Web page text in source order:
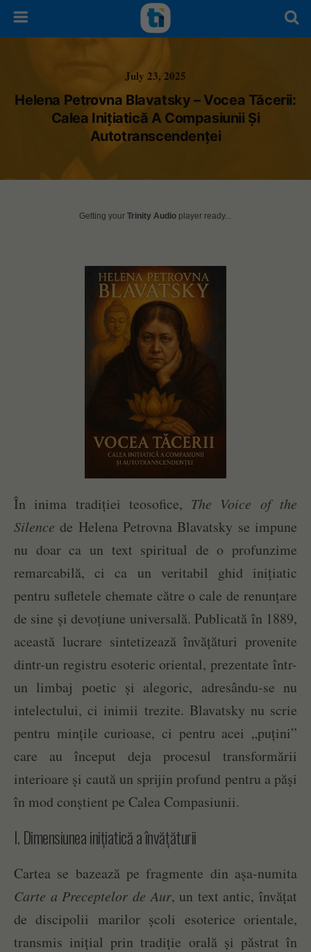
July 23, 2025
Helena Petrovna Blavatsky – Vocea Tăcerii:
Calea Inițiatică A Compasiunii Și
Autotranscendenței
Getting your Trinity Audio player ready...
În inima tradiției teosofice, The Voice of the
Silence de Helena Petrovna Blavatsky se impune
nu doar ca un text spiritual de o profunzime
remarcabilă, ci ca un veritabil ghid inițiatic
pentru sufletele chemate către o cale de renunțare
de sine și devoțiune universală. Publicată în 1889,
această lucrare sintetizează învățături provenite
dintr-un registru esoteric oriental, prezentate într-
un limbaj poetic și alegoric, adresându-se nu
intelectului, ci inimii trezite. Blavatsky nu scrie
pentru mințile curioase, ci pentru acei „puțini”
care au început deja procesul transformării
interioare și caută un sprijin profund pentru a păși
în mod conștient pe Calea Compasiunii.
I. Dimensiunea inițiatică a învățăturii
Cartea se bazează pe fragmente din așa-numita
Carte a Preceptelor de Aur, un text antic, învățat
de discipolii marilor școli esoterice orientale,
transmis inițial prin tradiție orală și păstrat în